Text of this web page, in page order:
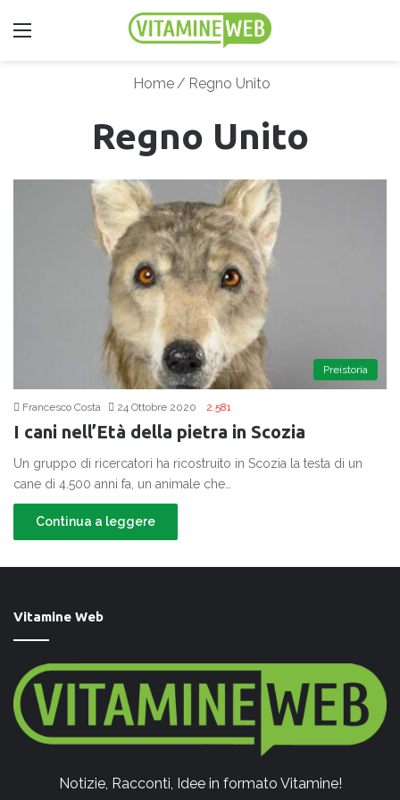
Home / Regno Unito
Regno Unito
Preistoria
Francesco Costa 24 Ottobre 2020 2.581
I cani nell’Età della pietra in Scozia
Un gruppo di ricercatori ha ricostruito in Scozia la testa di un
cane di 4.500 anni fa, un animale che…
Continua a leggere
Vitamine Web
Notizie, Racconti, Idee in formato Vitamine!